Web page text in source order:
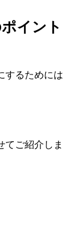
イント
するためには
てご紹介しま